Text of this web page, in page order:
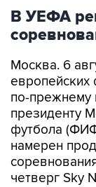
В УЕФА
Москва. 6
по-прежнему
президенту
футбола
намерен
четверг Sky